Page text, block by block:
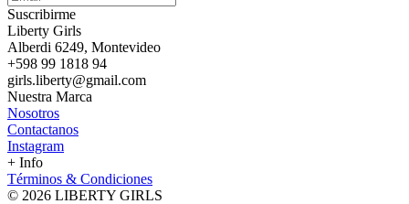
Suscribirme
Liberty Girls
Alberdi 6249, Montevideo
+598 99 1818 94
girls.liberty@gmail.com
Nuestra Marca
Nosotros
Contactanos
Instagram
+ Info
Términos & Condiciones
© 2026 LIBERTY GIRLS